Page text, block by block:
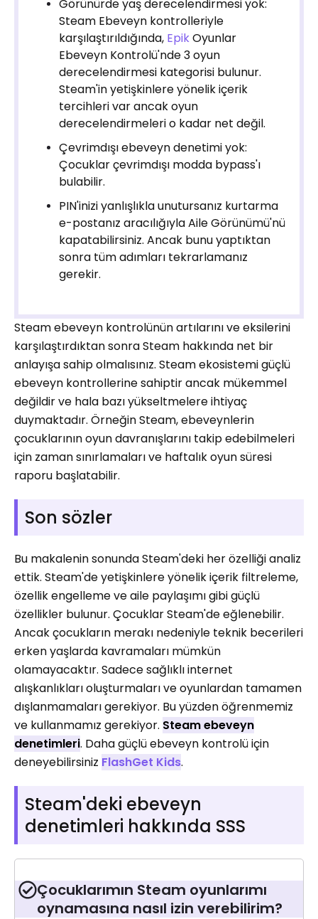
Görünürde yaş derecelendirmesi yok:
Steam Ebeveyn kontrolleriyle
karşılaştırıldığında, EpikOyunlar
Ebeveyn Kontrolü'nde 3 oyun
derecelendirmesi kategorisi bulunur.
Steam'in yetişkinlere yönelik içerik
tercihleri ​​var ancak oyun
derecelendirmeleri o kadar net değil.
Çevrimdışı ebeveyn denetimi yok:
Çocuklar çevrimdışı modda bypass'ı
bulabilir.
PIN'inizi yanlışlıkla unutursanız kurtarma
e-postanız aracılığıyla Aile Görünümü'nü
kapatabilirsiniz. Ancak bunu yaptıktan
sonra tüm adımları tekrarlamanız
gerekir.
Steam ebeveyn kontrolünün artılarını ve eksilerini
karşılaştırdıktan sonra Steam hakkında net bir
anlayışa sahip olmalısınız. Steam ekosistemi güçlü
ebeveyn kontrollerine sahiptir ancak mükemmel
değildir ve hala bazı yükseltmelere ihtiyaç
duymaktadır. Örneğin Steam, ebeveynlerin
çocuklarının oyun davranışlarını takip edebilmeleri
için zaman sınırlamaları ve haftalık oyun süresi
raporu başlatabilir.
Son sözler
Bu makalenin sonunda Steam'deki her özelliği analiz
ettik. Steam'de yetişkinlere yönelik içerik filtreleme,
özellik engelleme ve aile paylaşımı gibi güçlü
özellikler bulunur. Çocuklar Steam'de eğlenebilir.
Ancak çocukların merakı nedeniyle teknik becerileri
erken yaşlarda kavramaları mümkün
olamayacaktır. Sadece sağlıklı internet
alışkanlıkları oluşturmaları ve oyunlardan tamamen
dışlanmamaları gerekiyor. Bu yüzden öğrenmemiz
ve kullanmamız gerekiyor. Steam ebeveyn
denetimleri. Daha güçlü ebeveyn kontrolü için
deneyebilirsiniz FlashGet Kids.
Steam'deki ebeveyn
denetimleri hakkında SSS
Çocuklarımın Steam oyunlarımı
oynamasına nasıl izin verebilirim?